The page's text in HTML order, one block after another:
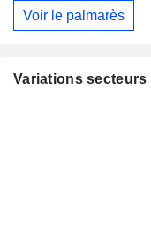
Voir le palmarès
Variations secteurs